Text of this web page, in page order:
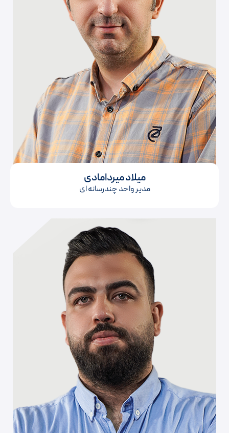
میلاد میردامادی
مدیر واحد چندرسانه ای